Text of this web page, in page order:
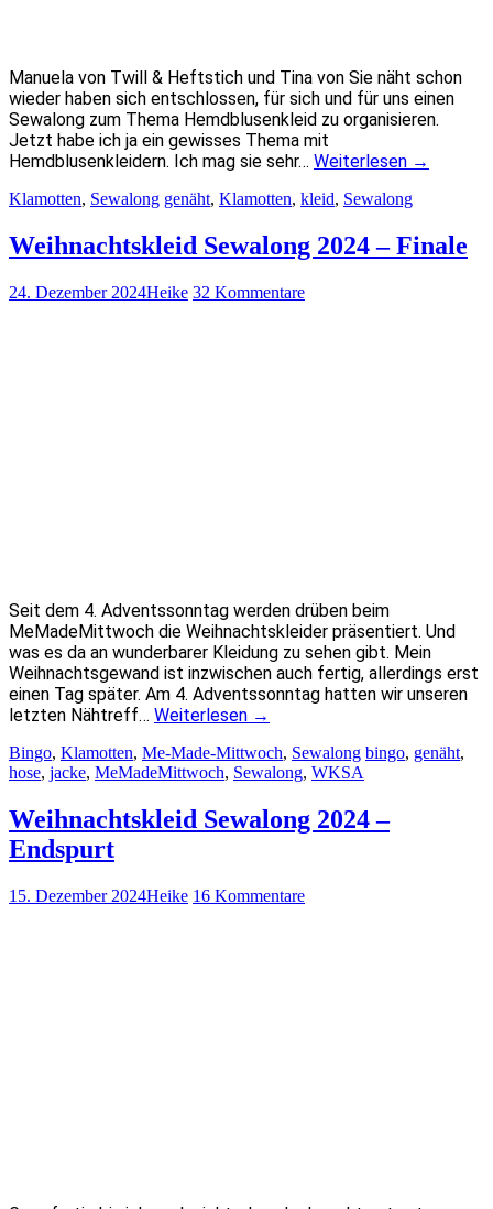
Manuela von Twill & Heftstich und Tina von Sie näht schon
wieder haben sich entschlossen, für sich und für uns einen
Sewalong zum Thema Hemdblusenkleid zu organisieren.
Jetzt habe ich ja ein gewisses Thema mit
Hemdblusenkleidern. Ich mag sie sehr… Weiterlesen →
Klamotten, Sewalong genäht, Klamotten, kleid, Sewalong
Weihnachtskleid Sewalong 2024 – Finale
24. Dezember 2024Heike 32 Kommentare
Seit dem 4. Adventssonntag werden drüben beim
MeMadeMittwoch die Weihnachtskleider präsentiert. Und
was es da an wunderbarer Kleidung zu sehen gibt. Mein
Weihnachtsgewand ist inzwischen auch fertig, allerdings erst
einen Tag später. Am 4. Adventssonntag hatten wir unseren
letzten Nähtreff… Weiterlesen →
Bingo, Klamotten, Me-Made-Mittwoch, Sewalong bingo, genäht,
hose, jacke, MeMadeMittwoch, Sewalong, WKSA
Weihnachtskleid Sewalong 2024 –
Endspurt
15. Dezember 2024Heike 16 Kommentare